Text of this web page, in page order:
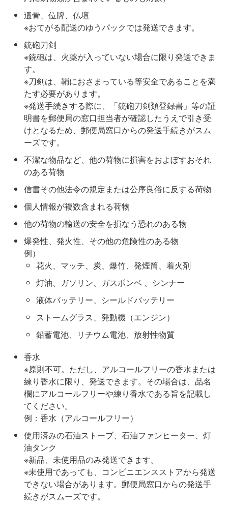
遺骨、位牌、仏壇
※おてがる配送のゆうパックでは発送できます。
銃砲刀剣
※銃砲は、火薬が入っていない場合に限り発送できま
す。
※刀剣は、鞘におさまっている等安全であることを満
たす必要があります。
※発送手続きする際に、「銃砲刀剣類登録書」等の証
明書を郵便局の窓口担当者が確認したうえで引き受
けとなるため、郵便局窓口からの発送手続きがスム
ーズです。
不潔な物品など、他の荷物に損害をおよぼすおそれ
のある荷物
信書その他法令の規定または公序良俗に反する荷物
個人情報が複数含まれる荷物
他の荷物の輸送の安全を損なう恐れのある物
爆発性、発火性、その他の危険性のある物
例）
花火、マッチ、炭、爆竹、発煙筒、着火剤
灯油、ガソリン、ガスボンベ 、シンナー
液体バッテリー、シールドバッテリー
ストームグラス、発動機（エンジン）
鉛蓄電池、リチウム電池、放射性物質
香水
※原則不可。ただし、アルコールフリーの香水または
練り香水に限り、発送できます。その場合は、品名
欄にアルコールフリーや練り香水である旨を記載し
てください。
例：香水（アルコールフリー）
使用済みの石油ストーブ、石油ファンヒーター、灯
油タンク
※新品、未使用品のみ発送できます。
※未使用であっても、コンビニエンスストアから発送
できない場合があります。郵便局窓口からの発送手
続きがスムーズです。